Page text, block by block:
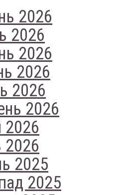
2026
2026
2026
2026
2026
2026
2026
2025
2025